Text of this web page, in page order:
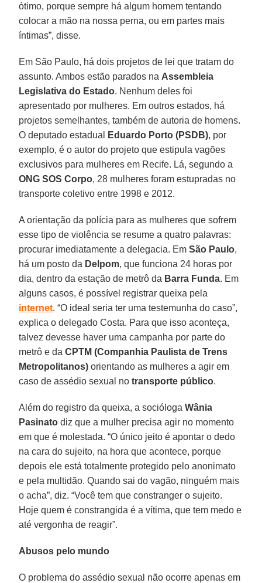
ótimo, porque sempre há algum homem tentando
colocar a mão na nossa perna, ou em partes mais
íntimas”, disse.
Em São Paulo, há dois projetos de lei que tratam do
assunto. Ambos estão parados na Assembleia
Legislativa do Estado. Nenhum deles foi
apresentado por mulheres. Em outros estados, há
projetos semelhantes, também de autoria de homens.
O deputado estadual
Eduardo Porto (PSDB), por
exemplo, é o autor do projeto que estipula vagões
exclusivos para mulheres em Recife. Lá, segundo a
ONG SOS Corpo, 28 mulheres foram estupradas no
transporte coletivo entre 1998 e 2012.
A orientação da polícia para as mulheres que sofrem
esse tipo de violência se resume a quatro palavras:
procurar imediatamente a delegacia. EmSão Paulo,
há um posto da Delpom, que funciona 24 horas por
dia, dentro da estação de metrô da Barra Funda. Em
alguns casos, é possível registrar queixa pela
internet. “O ideal seria ter uma testemunha do caso”,
explica o delegado Costa. Para que isso aconteça,
talvez devesse haver uma campanha por parte do
metrô e daCPTM (Companhia Paulista de Trens
Metropolitanos) orientando as mulheres a agir em
caso de assédio sexual notransporte público.
Além do registro da queixa, a sociólogaWânia
Pasinato diz que a mulher precisa agir no momento
em que é molestada. “O único jeito é apontar o dedo
na cara do sujeito, na hora que acontece, porque
depois ele está totalmente protegido pelo anonimato
e pela multidão. Quando sai do vagão, ninguém mais
o acha”, diz. “Você tem que constranger o sujeito.
Hoje quem é constrangida é a vítima, que tem medo e
até vergonha de reagir”.
Abusos pelo mundo
O problema do assédio sexual não ocorre apenas em